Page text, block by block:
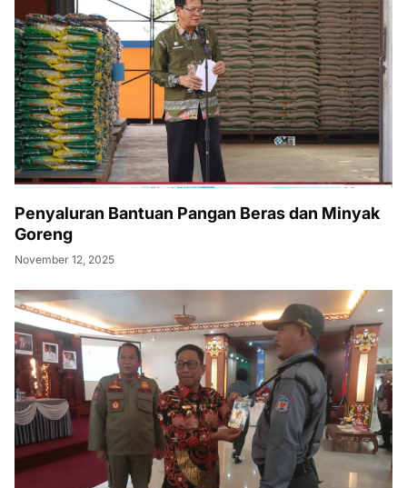
Penyaluran Bantuan Pangan Beras dan Minyak
Goreng
November 12, 2025